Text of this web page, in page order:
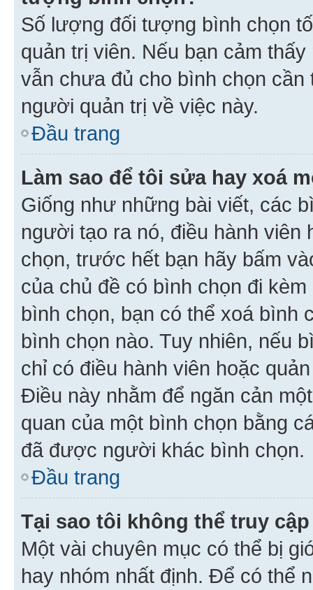
Số lượng đối tượng bình chọn
quản trị viên. Nếu bạn cảm
vẫn chưa đủ cho bình chọn
người quản trị về việc này.
Đầu trang
Làm sao để tôi sửa hay xoá
Giống như những bài viết, các
người tạo ra nó, điều hành
chọn, trước hết bạn hãy bấm
của chủ đề có bình chọn đi
bình chọn, bạn có thể xoá bình
bình chọn nào. Tuy nhiên, nếu
chỉ có điều hành viên hoặc
Điều này nhằm để ngăn cản
quan của một bình chọn bằng
đã được người khác bình chọn.
Đầu trang
Tại sao tôi không thể truy
Một vài chuyên mục có thể bị
hay nhóm nhất định. Để có thể